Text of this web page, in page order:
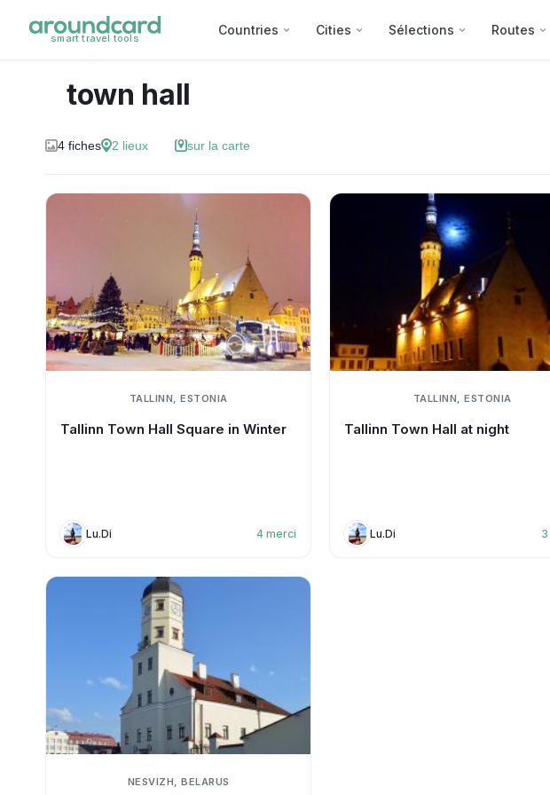
smart travel tools
Countries Cities Sélections Routes
town hall
4 fiches 2 lieux sur la carte
TALLINN, ESTONIA
Tallinn Town Hall Square in Winter
Lu.Di 4 merci
TALLINN, ESTONIA
Tallinn Town Hall at night
Lu.Di 3
NESVIZH, BELARUS